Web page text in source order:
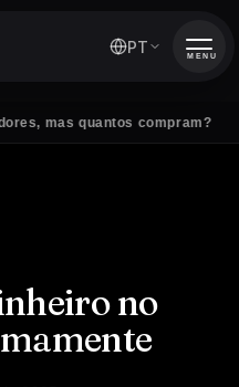
quantos compram?
PT MENU
no